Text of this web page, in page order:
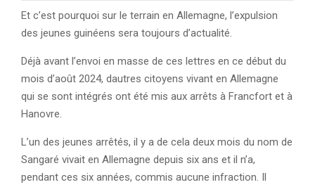
Et c’est pourquoi sur le terrain en Allemagne, l’expulsion
des jeunes guinéens sera toujours d’actualité.
Déjà avant l’envoi en masse de ces lettres en ce début du
mois d’août 2024, dautres citoyens vivant en Allemagne
qui se sont intégrés ont été mis aux arrêts à Francfort et à
Hanovre.
L’un des jeunes arrêtés, il y a de cela deux mois du nom de
Sangaré vivait en Allemagne depuis six ans et il n’a,
pendant ces six années, commis aucune infraction. Il